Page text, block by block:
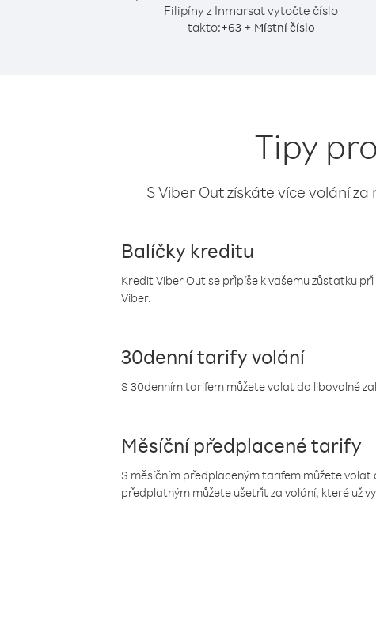
Filipíny z Inmarsat vytočte číslo
takto:+63+ Místní číslo
Tipy
S Viber Out získáte více volání
Balíčky kreditu
Kredit Viber Out se připíše k vašemu zůstatku
Viber.
30denní tarify volání
S 30denním tarifem můžete volat do libovolné
Měsíční předplacené tarify
S měsíčním předplaceným tarifem můžete volat
předplatným můžete ušetřit za volání, které už